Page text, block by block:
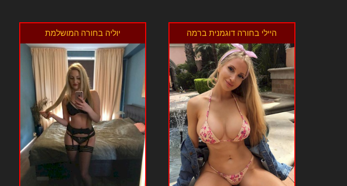
היילי בחורה דוגמנית ברמה יוליה בחורה המושלמת